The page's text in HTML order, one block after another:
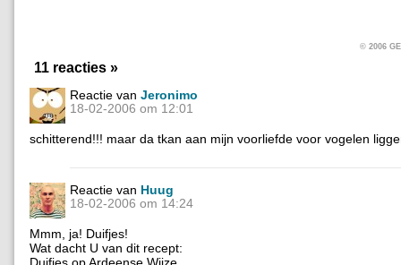
© 2006
11 reacties »
Reactie van Jeronimo
18-02-2006 om 12:01
schitterend!!! maar da tkan aan mijn voorliefde voor vogelen
Reactie van Huug
18-02-2006 om 14:24
Mmm, ja! Duifjes!
Wat dacht U van dit recept: